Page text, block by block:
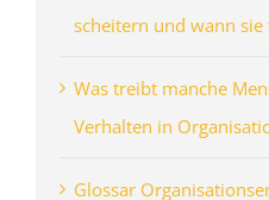
scheitern und wann
Was treibt manche
Verhalten in
Glossar